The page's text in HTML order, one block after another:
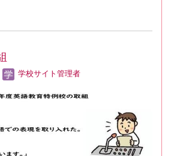
学校サイト管理者